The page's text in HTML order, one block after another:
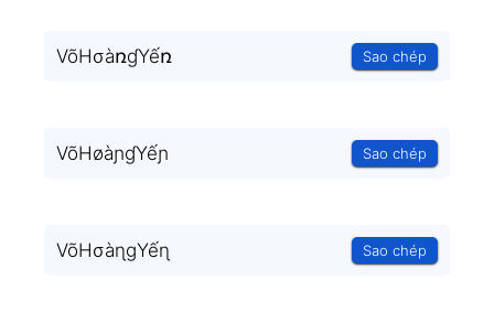
VõHσàռɠYếռ Sao chép
VõHøàɲɠYếɲ Sao chép
VõHσàɳɡYếɳ Sao chép